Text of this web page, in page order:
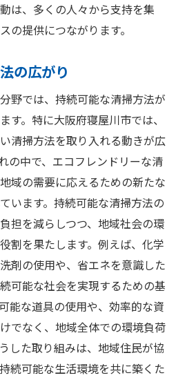
は、多くの人々から支持を集
の提供につながります。
の広がり
野では、持続可能な清掃方法が
す。特に大阪府寝屋川市では、
清掃方法を取り入れる動きが広
の中で、エコフレンドリーな清
域の需要に応えるための新たな
います。持続可能な清掃方法の
担を減らしつつ、地域社会の環
割を果たします。例えば、化学
剤の使用や、省エネを意識した
可能な社会を実現するための基
能な道具の使用や、効率的な資
でなく、地域全体での環境負荷
した取り組みは、地域住民が協
続可能な生活環境を共に築くた